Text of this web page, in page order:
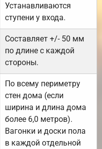
Устанавливаются
ступени у входа.
Составляет +/- 50 мм
по длине с каждой
стороны.
По всему периметру
стен дома (если
ширина и длина дома
более 6,0 метров).
Вагонки и доски пола
в каждой отдельной